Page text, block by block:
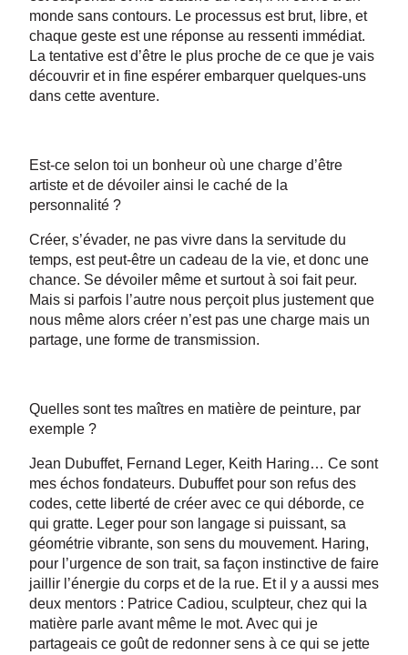
monde sans contours. Le processus est brut, libre, et
chaque geste est une réponse au ressenti immédiat.
La tentative est d’être le plus proche de ce que je vais
découvrir et in fine espérer embarquer quelques-uns
dans cette aventure.
Est-ce selon toi un bonheur où une charge d’être
artiste et de dévoiler ainsi le caché de la
personnalité ?
Créer, s’évader, ne pas vivre dans la servitude du
temps, est peut-être un cadeau de la vie, et donc une
chance. Se dévoiler même et surtout à soi fait peur.
Mais si parfois l’autre nous perçoit plus justement que
nous même alors créer n’est pas une charge mais un
partage, une forme de transmission.
Quelles sont tes maîtres en matière de peinture, par
exemple ?
Jean Dubuffet, Fernand Leger, Keith Haring… Ce sont
mes échos fondateurs. Dubuffet pour son refus des
codes, cette liberté de créer avec ce qui déborde, ce
qui gratte. Leger pour son langage si puissant, sa
géométrie vibrante, son sens du mouvement. Haring,
pour l’urgence de son trait, sa façon instinctive de faire
jaillir l’énergie du corps et de la rue. Et il y a aussi mes
deux mentors : Patrice Cadiou, sculpteur, chez qui la
matière parle avant même le mot. Avec qui je
partageais ce goût de redonner sens à ce qui se jette